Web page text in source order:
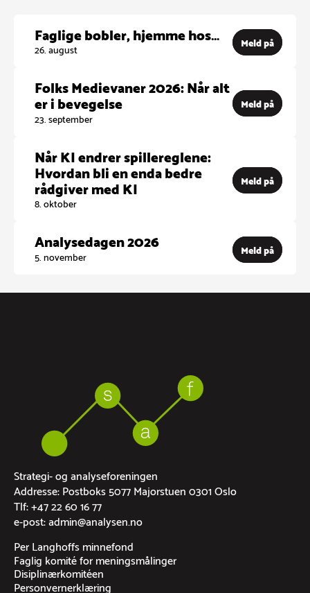
Faglige bobler, hjemme hos…
26. august Meld på
Folks Medievaner 2026: Når alt
er i bevegelse
23. september
Meld på
Når KI endrer spillereglene:
Hvordan bli en enda bedre
rådgiver med KI
8. oktober
Meld på
Analysedagen 2026
5. november Meld på
Strategi- og analyseforeningen
Addresse: Postboks 5077 Majorstuen 0301 Oslo
Tlf: +47 22 60 16 77
e-post: admin@analysen.no
Per Langhoffs minnefond
Faglig komité for meningsmålinger
Disiplinærkomitéen
Personvernerklæring